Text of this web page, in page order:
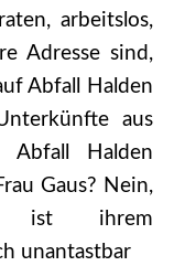
arbeitslos,
Adresse sind,
Abfall Halden
aus
Halden
Gaus? Nein,
ist ihrem
unantastbar